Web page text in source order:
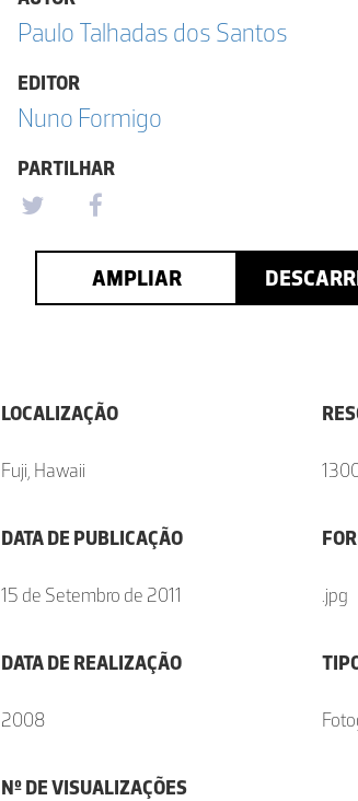
Paulo Talhadas dos Santos
EDITOR
Nuno Formigo
PARTILHAR
AMPLIAR
LOCALIZAÇÃO
Fuji, Hawaii
DATA DE PUBLICAÇÃO
15 de Setembro de 2011
DATA DE REALIZAÇÃO
2008
Nº DE VISUALIZAÇÕES
.jpg